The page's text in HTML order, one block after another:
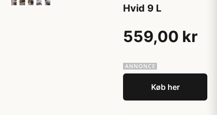
Hvid 9 L
559,00 kr
Køb her